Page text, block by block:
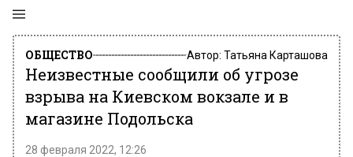
ОБЩЕСТВО Автор: Татьяна Карташова
Неизвестные сообщили об угрозе
взрыва на Киевском вокзале и в
магазине Подольска
28 февраля 2022, 12:26